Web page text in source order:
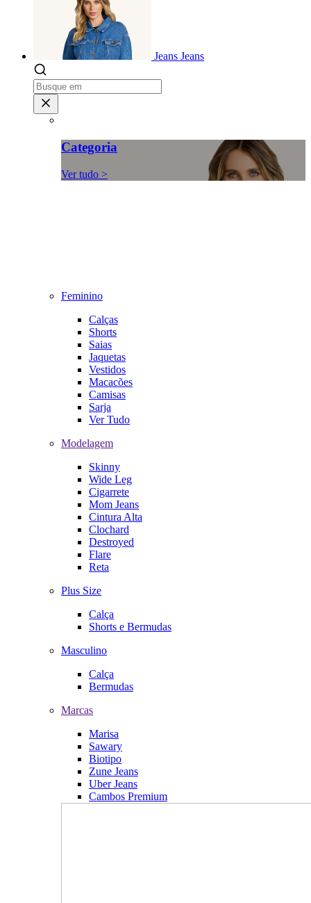
Jeans Jeans
Categoria
Ver tudo >
Feminino
Calças
Shorts
Saias
Jaquetas
Vestidos
Macacões
Camisas
Sarja
Ver Tudo
Modelagem
Skinny
Wide Leg
Cigarrete
Mom Jeans
Cintura Alta
Clochard
Destroyed
Flare
Reta
Plus Size
Calça
Shorts e Bermudas
Masculino
Calça
Bermudas
Marcas
Marisa
Sawary
Biotipo
Zune Jeans
Uber Jeans
Cambos Premium